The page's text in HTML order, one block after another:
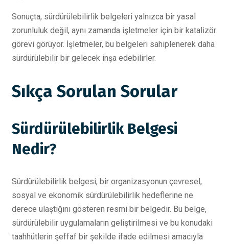
Sonuçta, sürdürülebilirlik belgeleri yalnızca bir yasal
zorunluluk değil, aynı zamanda işletmeler için bir katalizör
görevi görüyor. İşletmeler, bu belgeleri sahiplenerek daha
sürdürülebilir bir gelecek inşa edebilirler.
Sıkça Sorulan Sorular
Sürdürülebilirlik Belgesi
Nedir?
Sürdürülebilirlik belgesi, bir organizasyonun çevresel,
sosyal ve ekonomik sürdürülebilirlik hedeflerine ne
derece ulaştığını gösteren resmi bir belgedir. Bu belge,
sürdürülebilir uygulamaların geliştirilmesi ve bu konudaki
taahhütlerin şeffaf bir şekilde ifade edilmesi amacıyla